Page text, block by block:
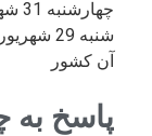
شنبه
آن کشور
پاسخ به